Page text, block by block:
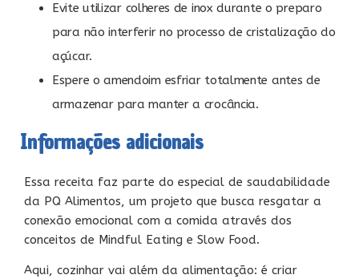
Evite utilizar colheres de inox durante o preparo
para não interferir no processo de cristalização do
açúcar.
Espere o amendoim esfriar totalmente antes de
armazenar para manter a crocância.
Informações adicionais
Essa receita faz parte do especial de saudabilidade
da PQ Alimentos, um projeto que busca resgatar a
conexão emocional com a comida através dos
conceitos de Mindful Eating e Slow Food.
Aqui, cozinhar vai além da alimentação: é criar